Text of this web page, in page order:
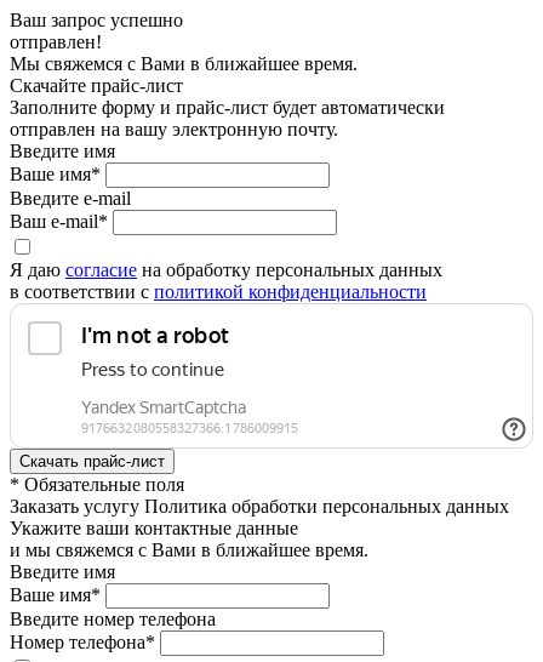
Ваш запрос успешно
отправлен!
Мы свяжемся с Вами в ближайшее время.
Скачайте прайс-лист
Заполните форму и прайс-лист будет автоматически
отправлен на вашу электронную почту.
Введите имя
Ваше имя*
Введите e-mail
Ваш e-mail*
Я даю согласие на обработку персональных данных
в соответствии с политикой конфиденциальности
* Обязательные поля
Заказать услугу Политика обработки персональных данных
Укажите ваши контактные данные
и мы свяжемся с Вами в ближайшее время.
Введите имя
Ваше имя*
Введите номер телефона
Номер телефона*